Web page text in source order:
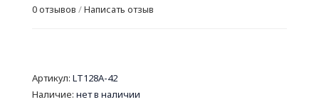
0 отзывов /Написать отзыв
Артикул: LT128A-42
Наличие: нет в наличии